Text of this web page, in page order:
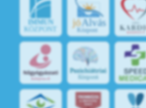
IMMUN
KÖZPONT
jóAlvás
Központ